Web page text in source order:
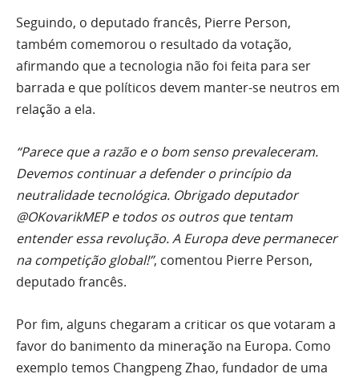
Seguindo, o deputado francês, Pierre Person,
também comemorou o resultado da votação,
afirmando que a tecnologia não foi feita para ser
barrada e que políticos devem manter-se neutros em
relação a ela.
“Parece que a razão e o bom senso prevaleceram.
Devemos continuar a defender o princípio da
neutralidade tecnológica. Obrigado deputador
@OKovarikMEP e todos os outros que tentam
entender essa revolução. A Europa deve permanecer
na competição global!”, comentou Pierre Person,
deputado francês.
Por fim, alguns chegaram a criticar os que votaram a
favor do banimento da mineração na Europa. Como
exemplo temos Changpeng Zhao, fundador de uma